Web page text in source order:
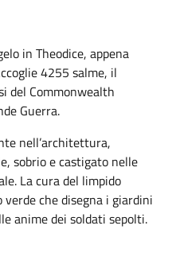
in Theodice, appena
4255 salme, il
del Commonwealth
Guerra.
nell’architettura,
sobrio e castigato nelle
La cura del limpido
verde che disegna i giardini
anime dei soldati sepolti.